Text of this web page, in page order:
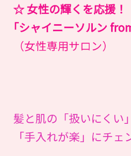
☆ 女性の輝くを応援！
｢シャイニーソルン
（女性専用サロン）
髪と肌の「扱いにくい
「手入れが楽」にチェ